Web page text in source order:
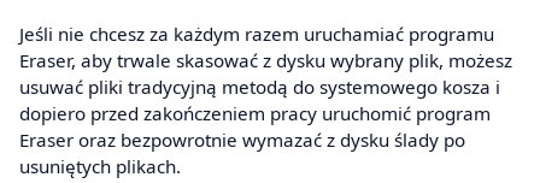
Jeśli nie chcesz za każdym razem uruchamiać programu
Eraser, aby trwale skasować z dysku wybrany plik, możesz
usuwać pliki tradycyjną metodą do systemowego kosza i
dopiero przed zakończeniem pracy uruchomić program
Eraser oraz bezpowrotnie wymazać z dysku ślady po
usuniętych plikach.